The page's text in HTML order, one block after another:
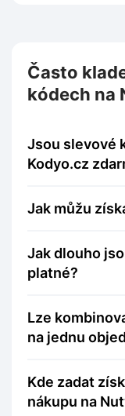
Často
kódech na
Jsou slevové kódy a kupóny dostupné na
Kodyo.cz
Jak můžu
Jak dlouho jsou slevové kódy a kupóny
platné?
Lze kombinovat více slevových kupónů
na jednu
Kde zadat získaný slevový kupón při
nákupu na